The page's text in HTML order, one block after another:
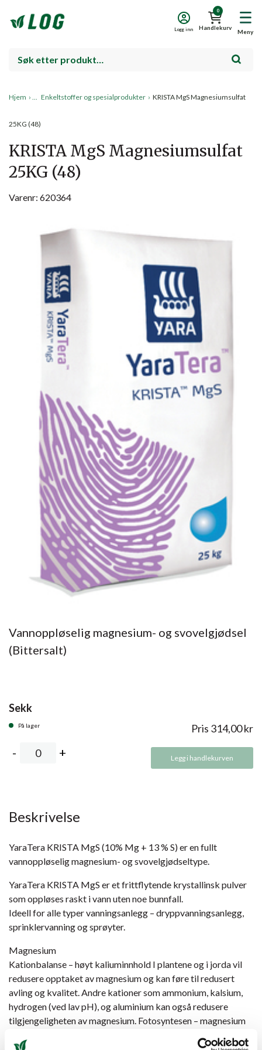
Meny
0
Handlekurv
Logg inn
Hjem › Enkeltstoffer og spesialprodukter › KRISTA MgS Magnesiumsulfat
25KG (48)
KRISTA MgS Magnesiumsulfat
25KG (48)
Varenr: 620364
Vannoppløselig magnesium- og svovelgjødsel
(Bittersalt)
Sekk
På lager Pris 314,00kr
Legg i handlekurven
Beskrivelse
YaraTera KRISTA MgS (10% Mg + 13 % S) er en fullt
vannoppløselig magnesium- og svovelgjødseltype.
YaraTera KRISTA MgS er et frittflytende krystallinsk pulver
som oppløses raskt i vann uten noe bunnfall.
Ideell for alle typer vanningsanlegg – dryppvanningsanlegg,
sprinklervanning og sprøyter.
Magnesium
Kationbalanse – høyt kaliuminnhold I plantene og i jorda vil
redusere opptaket av magnesium og kan føre til redusert
avling og kvalitet. Andre kationer som ammonium, kalsium,
hydrogen (ved lav pH), og aluminium kan også redusere
tilgjengeligheten av magnesium. Fotosyntesen – magnesium